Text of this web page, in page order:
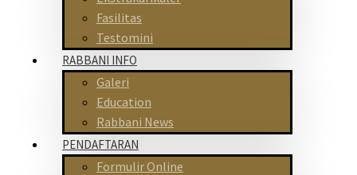
Fasilitas
Testomini
RABBANI INFO
Galeri
Education
Rabbani News
PENDAFTARAN
Formulir Online